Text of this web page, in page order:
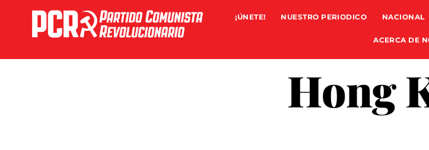
content
¡ÚNETE! NUESTRO PERIODICO NACIONAL
ACERCA DE
Hong